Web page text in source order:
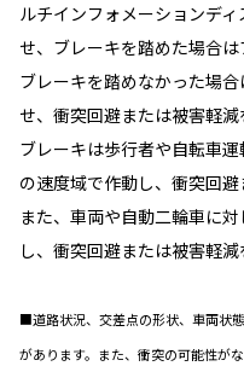
ルチインフォメーションデ
せ、ブレーキを踏めた場合は
ブレーキを踏めなかった場
せ、衝突回避または被害軽
ブレーキは歩行者や自転車
の速度域で作動し、衝突回避
また、車両や自動二輪車に
し、衝突回避または被害軽減
■道路状況、交差点の形状、車両状
があります。また、衝突の可能性が